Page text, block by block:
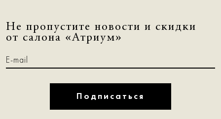
Не пропустите новости и скидки
от салона «Атриум»
Подписаться